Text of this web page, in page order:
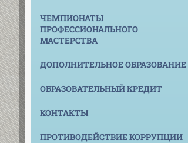
ЧЕМПИОНАТЫ
ПРОФЕССИОНАЛЬНОГО
МАСТЕРСТВА
ДОПОЛНИТЕЛЬНОЕ ОБРАЗОВАНИЕ
ОБРАЗОВАТЕЛЬНЫЙ КРЕДИТ
КОНТАКТЫ
ПРОТИВОДЕЙСТВИЕ КОРРУПЦИИ